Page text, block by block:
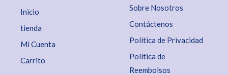
Inicio
tienda
Mi Cuenta
Carrito
Sobre Nosotros
Contáctenos
Política de Privacidad
Política de
Reembolsos